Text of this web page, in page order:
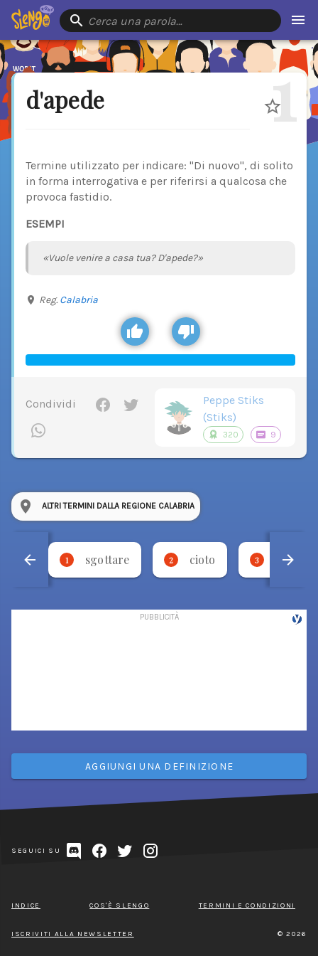
Cerca una parola…
d'apede 1
Termine utilizzato per indicare: "Di nuovo", di solito
in forma interrogativa e per riferirsi a qualcosa che
provoca fastidio.
ESEMPI
«Vuole venire a casa tua? D'apede?»
Reg. Calabria
Condividi
Peppe Stiks
(Stiks)
320 9
ALTRI TERMINI DALLA REGIONE CALABRIA
1 sgottare 2 cioto 3 fricare
AGGIUNGI UNA DEFINIZIONE
SEGUICI SU
INDICE COS'È SLENGO TERMINI E CONDIZIONI
ISCRIVITI ALLA NEWSLETTER © 2026